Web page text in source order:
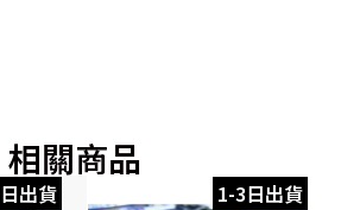
相關商品
出貨 1-3日出貨